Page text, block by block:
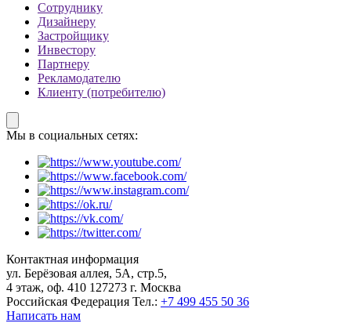
Сотруднику
Дизайнеру
Застройщику
Инвестору
Партнеру
Рекламодателю
Клиенту (потребителю)
Мы в социальных сетях:
Контактная информация
ул. Берёзовая аллея, 5А, стр.5,
4 этаж, оф. 410 127273 г. Москва
Российская Федерация Тел.: +7 499 455 50 36
Написать нам